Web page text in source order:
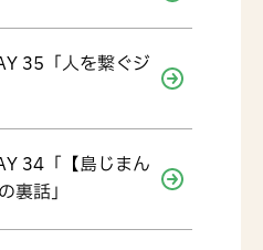
35「人を繋ぐジ
34「【島じまん
裏話」